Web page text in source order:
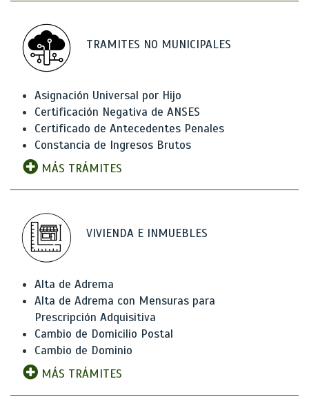
TRAMITES NO MUNICIPALES
Asignación Universal por Hijo
Certificación Negativa de ANSES
Certificado de Antecedentes Penales
Constancia de Ingresos Brutos
MÁS TRÁMITES
VIVIENDA E INMUEBLES
Alta de Adrema
Alta de Adrema con Mensuras para
Prescripción Adquisitiva
Cambio de Domicilio Postal
Cambio de Dominio
MÁS TRÁMITES